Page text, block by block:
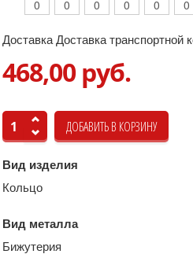
Доставка Доставка транспортной
468,00 руб.
Вид изделия
Кольцо
Вид металла
Бижутерия